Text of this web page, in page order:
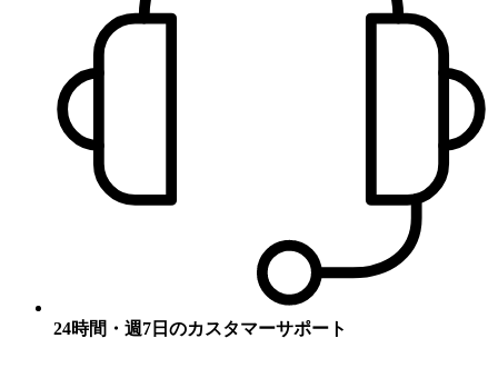
24時間・週7日のカスタマーサポート